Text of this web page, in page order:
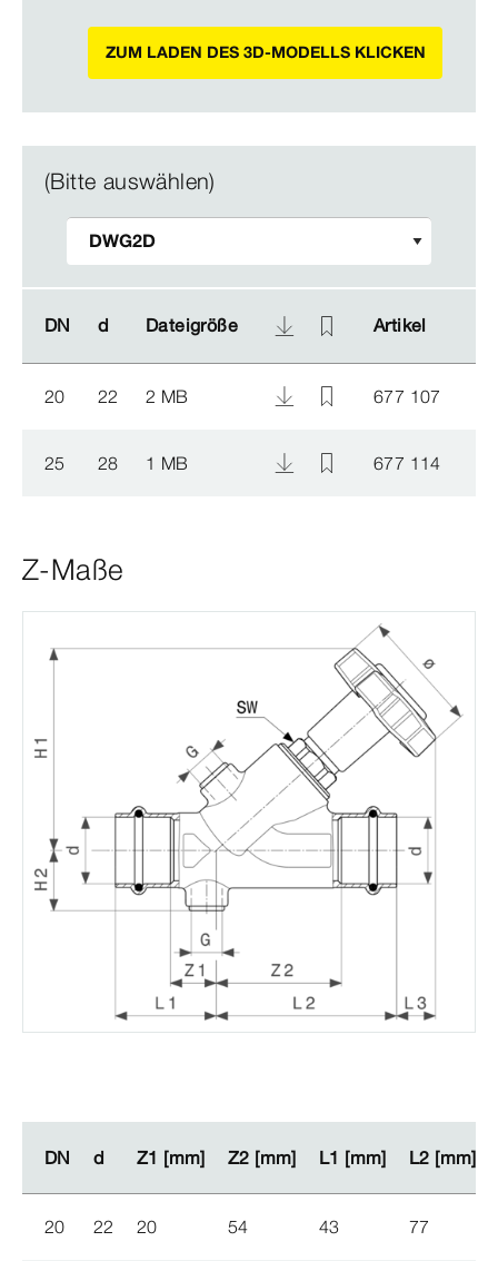
ZUM LADEN DES 3D-MODELLS KLICKEN
(Bitte auswählen)
DN d Dateigröße Artikel
DN d Dateigröße Artikel
20 22 2 MB 677 107
25 28 1 MB 677 114
Z-Maße
DN d Z1 [mm] Z2 [mm] L1 [mm] L2 [mm]
DN d Z1 [mm] Z2 [mm] L1 [mm] L2 [mm]
20 22 20 54 43 77